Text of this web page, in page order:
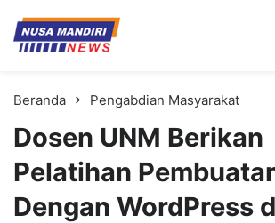
Kampus Digital Bisnis
Universitas Nusa Mandiri
Beranda Pengabdian Masyarakat
Dosen UNM Berikan
Pelatihan
Dengan WordPress